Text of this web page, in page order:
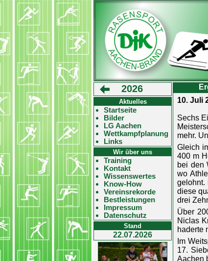
2026
Aktuelles
Startseite
Bilder
LG Aachen
Wettkampfplanung
Links
Wir über uns
Training
Kontakt
Wissenswertes
Know-How
Vereinsrekorde
Bestleistungen
Impressum
Datenschutz
Stand
22.07.2026
10. Juli
Sechs
mehr.
Gleich
400 m
bei den
wo
gelohnt.
diese
drei
Über
Niclas
haderte
Im
17.
Aachen